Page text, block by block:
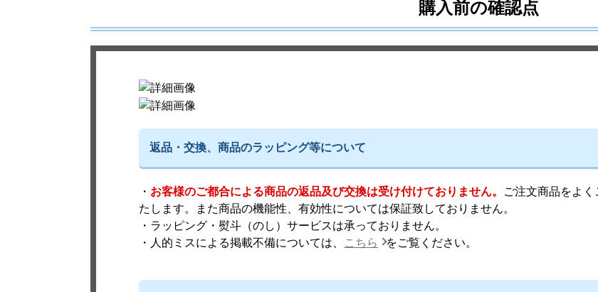
購入前の確認点
返品・交換、商品のラッピング等について
・ お客様のご都合による商品の返品及び交換は受け付けておりません。
ご注文商品をよ
たします。また商品の機能性、有効性については保証致しておりません。
・ラッピング・熨斗（のし）サービスは承っておりません。
・人的ミスによる掲載不備については、
こちら をご覧ください。